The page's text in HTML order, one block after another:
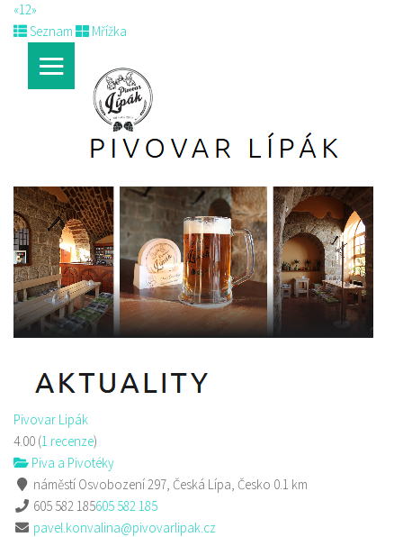
«12»
Seznam
Mřížka
Pivovar Lipák
4.00 (1 recenze)
Piva a Pivotéky
náměstí Osvobození 297, Česká Lípa, Česko 0.1 km
605 582 185605 582 185
pavel.konvalina@pivovarlipak.cz